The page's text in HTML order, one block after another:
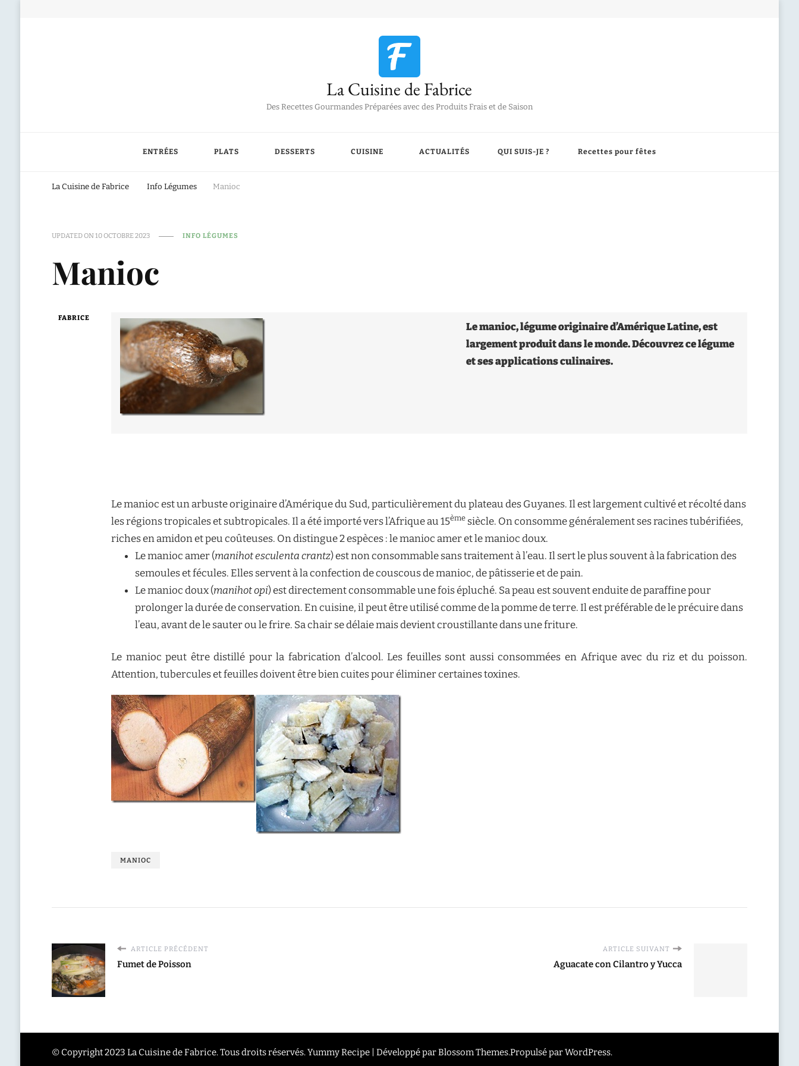
La Cuisine de Fabrice
Des Recettes Gourmandes Préparées avec des Produits Frais et de Saison
ENTRÉES PLATS DESSERTS CUISINE ACTUALITÉS QUI SUIS-JE ? Recettes pour fêtes
La Cuisine de Fabrice Info Légumes Manioc
UPDATED ON10 OCTOBRE 2023 INFO LÉGUMES
Manioc
FABRICE
Le manioc, légume originaire d’Amérique Latine, est
largement produit dans le monde. Découvrez ce légume
et ses applications culinaires.
Le manioc est un arbuste originaire d’Amérique du Sud, particulièrement du plateau des Guyanes. Il est largement cultivé et récolté dans
les régions tropicales et subtropicales. Il a été importé vers l’Afrique au 15èmesiècle. On consomme généralement ses racines tubérifiées,
riches en amidon et peu coûteuses. On distingue 2 espèces : le manioc amer et le manioc doux.
Le manioc amer (manihot esculenta crantz) est non consommable sans traitement à l’eau. Il sert le plus souvent à la fabrication des
semoules et fécules. Elles servent à la confection de couscous de manioc, de pâtisserie et de pain.
Le manioc doux (manihot opi) est directement consommable une fois épluché. Sa peau est souvent enduite de paraffine pour
prolonger la durée de conservation. En cuisine, il peut être utilisé comme de la pomme de terre. Il est préférable de le précuire dans
l’eau, avant de le sauter ou le frire. Sa chair se délaie mais devient croustillante dans une friture.
Le manioc peut être distillé pour la fabrication d’alcool. Les feuilles sont aussi consommées en Afrique avec du riz et du poisson.
Attention, tubercules et feuilles doivent être bien cuites pour éliminer certaines toxines.
MANIOC
ARTICLE PRÉCÉDENT
Fumet de Poisson
ARTICLE SUIVANT
Aguacate con Cilantro y Yucca
© Copyright 2023 La Cuisine de Fabrice. Tous droits réservés.Yummy Recipe | Développé parBlossom Themes.Propulsé parWordPress.